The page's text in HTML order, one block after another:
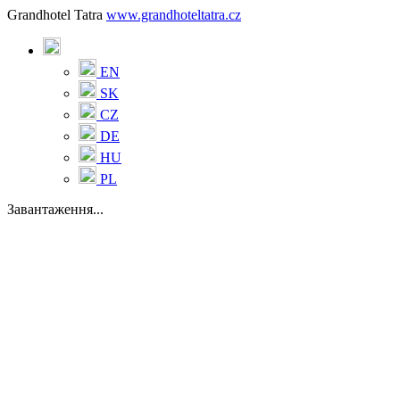
Grandhotel Tatra www.grandhoteltatra.cz
EN
SK
CZ
DE
HU
PL
Завантаження...